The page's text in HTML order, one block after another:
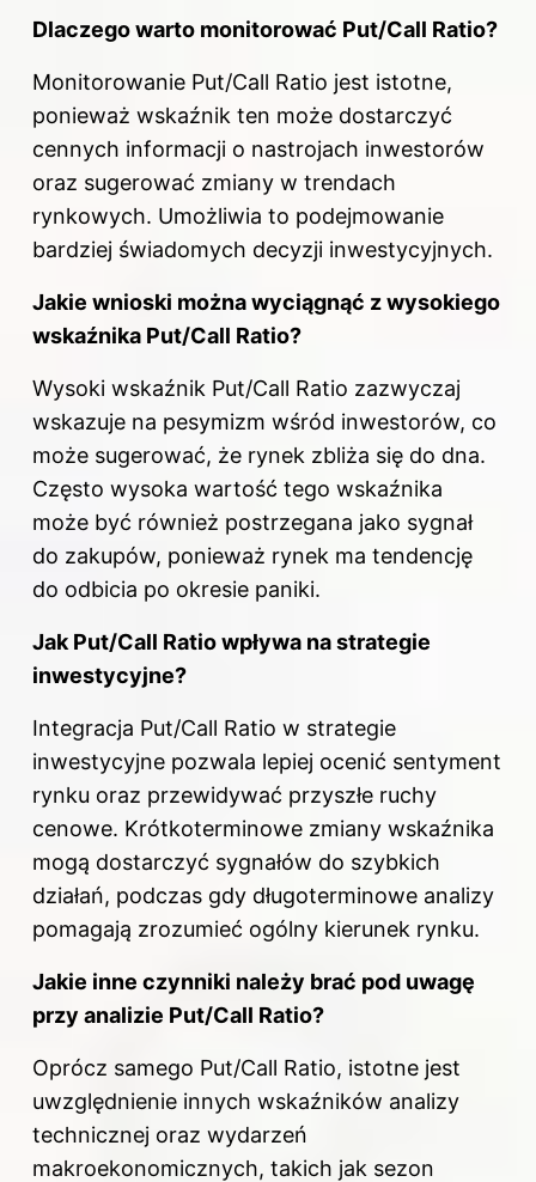
Dlaczego warto monitorować Put/Call Ratio?
Monitorowanie Put/Call Ratio jest istotne,
ponieważ wskaźnik ten może dostarczyć
cennych informacji o nastrojach inwestorów
oraz sugerować zmiany w trendach
rynkowych. Umożliwia to podejmowanie
bardziej świadomych decyzji inwestycyjnych.
Jakie wnioski można wyciągnąć z wysokiego
wskaźnika Put/Call Ratio?
Wysoki wskaźnik Put/Call Ratio zazwyczaj
wskazuje na pesymizm wśród inwestorów, co
może sugerować, że rynek zbliża się do dna.
Często wysoka wartość tego wskaźnika
może być również postrzegana jako sygnał
do zakupów, ponieważ rynek ma tendencję
do odbicia po okresie paniki.
Jak Put/Call Ratio wpływa na strategie
inwestycyjne?
Integracja Put/Call Ratio w strategie
inwestycyjne pozwala lepiej ocenić sentyment
rynku oraz przewidywać przyszłe ruchy
cenowe. Krótkoterminowe zmiany wskaźnika
mogą dostarczyć sygnałów do szybkich
działań, podczas gdy długoterminowe analizy
pomagają zrozumieć ogólny kierunek rynku.
Jakie inne czynniki należy brać pod uwagę
przy analizie Put/Call Ratio?
Oprócz samego Put/Call Ratio, istotne jest
uwzględnienie innych wskaźników analizy
technicznej oraz wydarzeń
makroekonomicznych, takich jak sezon